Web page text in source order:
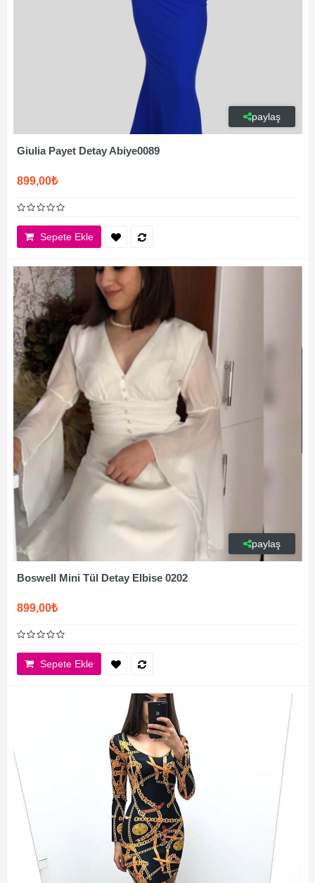
paylaş
Giulia Payet Detay Abiye0089
899,00₺
Sepete Ekle
paylaş
Boswell Mini Tül Detay Elbise 0202
899,00₺
Sepete Ekle